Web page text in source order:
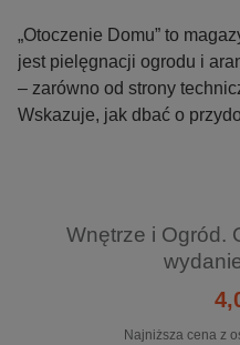
„Otoczenie Domu” to
jest pielęgnacji ogrodu i
– zarówno od strony
Wskazuje, jak dbać o
meble, dodatki i
Wnętrze i Ogród.
Najniższa cena z